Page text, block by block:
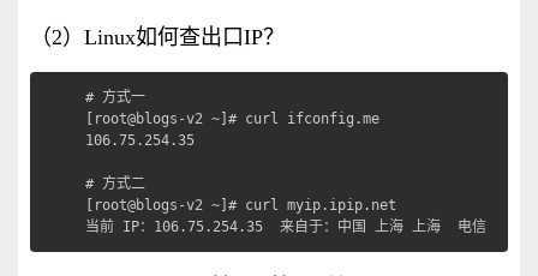
（2）Linux如何查出口IP？
# 方式一
[root@blogs-v2 ~]# curl ifconfig.me
106.75.254.35
# 方式二
[root@blogs-v2 ~]# curl myip.ipip.net
当前 IP：106.75.254.35  来自于：中国 上海 上海  电信